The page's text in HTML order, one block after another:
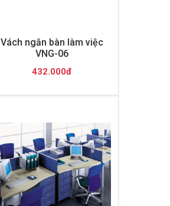
Vách ngăn bàn làm việc
VNG-06
432.000đ